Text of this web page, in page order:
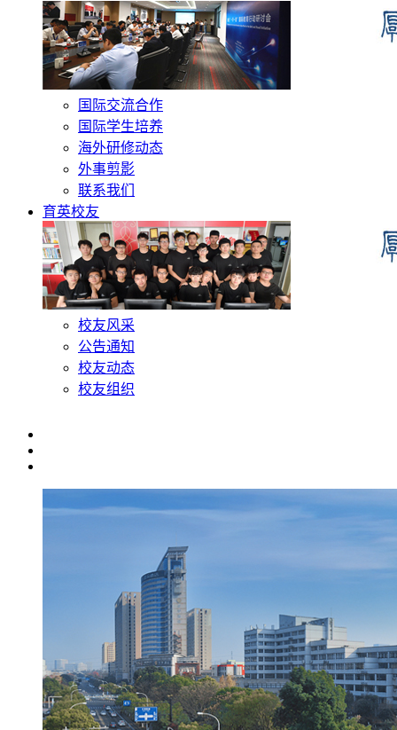
国际交流合作
国际学生培养
海外研修动态
外事剪影
联系我们
育英校友
校友风采
公告通知
校友动态
校友组织